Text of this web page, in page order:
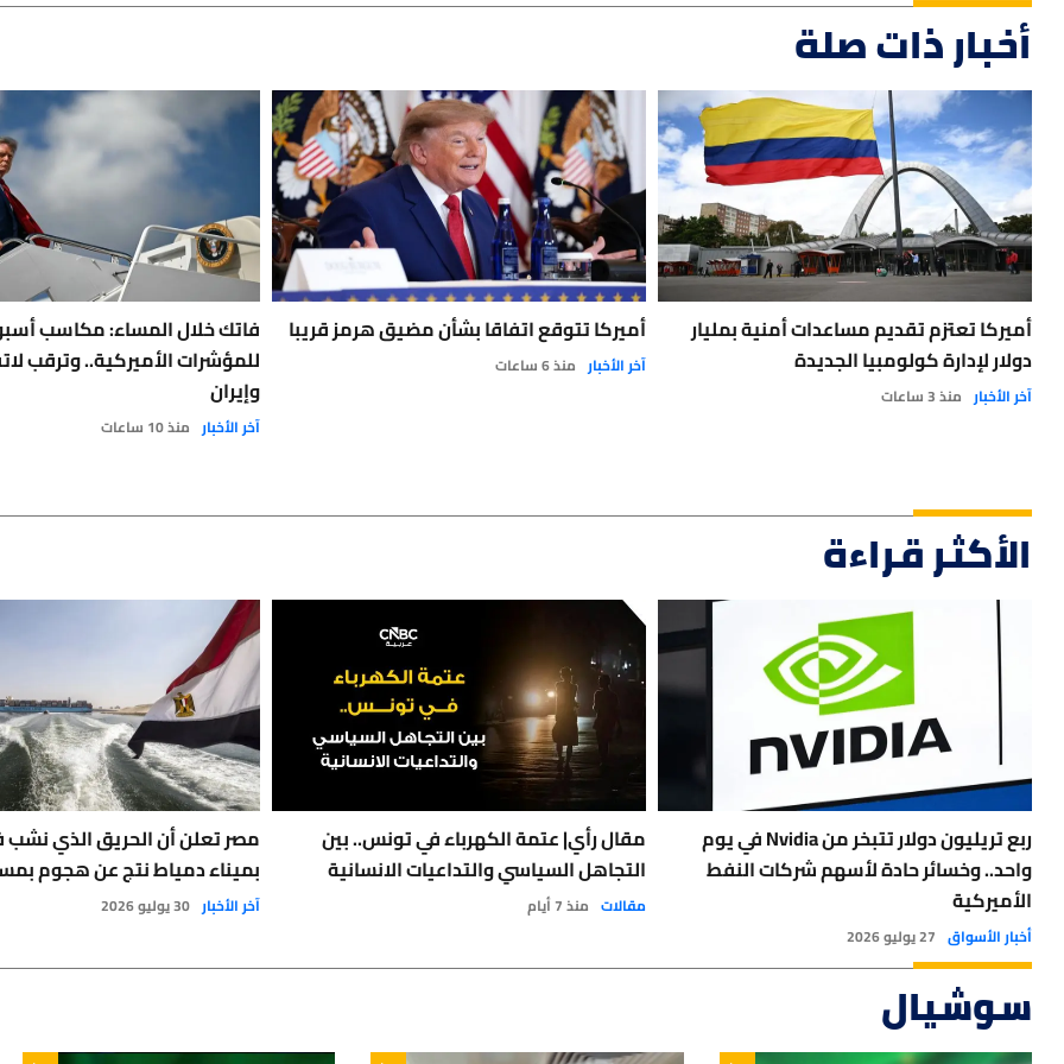
أخبار ذات صلة
أميركا تعتزم تقديم مساعدات أمنية بمليار
دولار لإدارة كولومبيا الجديدة
آخر الأخبار منذ 3 ساعات
أميركا تتوقع اتفاقا بشأن مضيق هرمز قريبا
آخر الأخبار منذ 6 ساعات
فاتك خلال المساء: مكاسب
للمؤشرات الأميركية.. وترقب
وإيران
آخر الأخبار منذ 10 ساعات
الأكثر قراءة
ربع تريليون دولار تتبخر من Nvidia في يوم
واحد.. وخسائر حادة لأسهم شركات النفط
الأميركية
أخبار الأسواق 27 يوليو 2026
مقال رأي| عتمة الكهرباء في تونس.. بين
التجاهل السياسي والتداعيات الانسانية
مقالات منذ 7 أيام
مصر تعلن أن الحريق الذي
بميناء دمياط نتج عن هجوم
آخر الأخبار 30 يوليو 2026
سوشيال